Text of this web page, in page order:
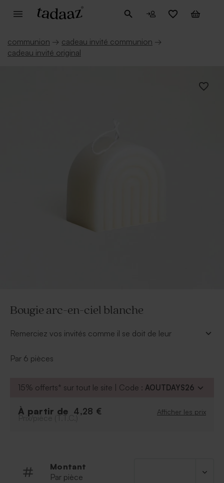
communion → cadeau invité communion →
cadeau invité original
Bougie arc-en-ciel blanche
Remerciez vos invités comme il se doit de leur
offrant avec cette ravissante bougie arc-en-ciel
végétale + 80% paraffine
Par 6 pièces
15% offerts* sur tout le site | Code : AOUTDAYS26
À partir de 4,28 € Afficher les prix
Prix/pièce (T.T.C.)
Montant
Par pièce